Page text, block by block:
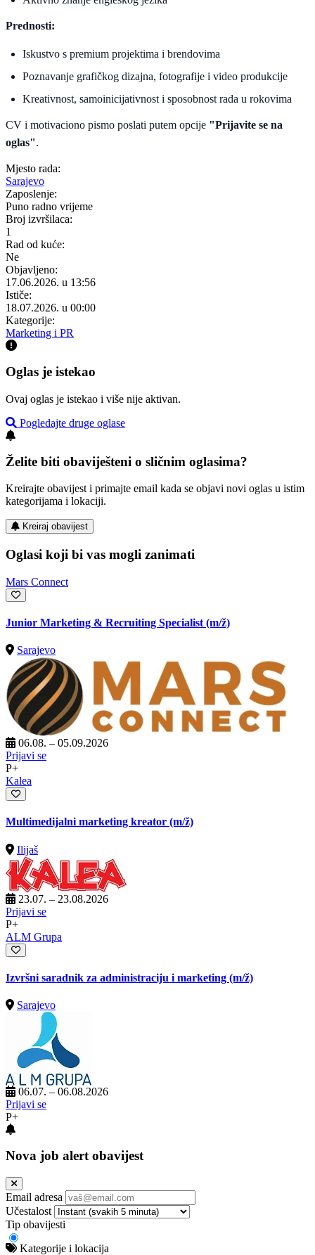
Prednosti:
Iskustvo s premium projektima i brendovima
Poznavanje grafičkog dizajna, fotografije i video produkcije
Kreativnost, samoinicijativnost i sposobnost rada u rokovima
CV i motivaciono pismo poslati putem opcije "Prijavite se na
oglas".
Mjesto rada:
Sarajevo
Zaposlenje:
Puno radno vrijeme
Broj izvršilaca:
1
Rad od kuće:
Ne
Objavljeno:
17.06.2026. u 13:56
Ističe:
18.07.2026. u 00:00
Kategorije:
Marketing i PR
Oglas je istekao
Ovaj oglas je istekao i više nije aktivan.
Pogledajte druge oglase
Želite biti obaviješteni o sličnim oglasima?
Kreirajte obavijest i primajte email kada se objavi novi oglas u istim
kategorijama i lokaciji.
Kreiraj obavijest
Oglasi koji bi vas mogli zanimati
Mars Connect
Junior Marketing & Recruiting Specialist (m/ž)
Sarajevo
06.08. – 05.09.2026
Prijavi se
P+
Kalea
Multimedijalni marketing kreator (m/ž)
Ilijaš
23.07. – 23.08.2026
Prijavi se
P+
ALM Grupa
Izvršni saradnik za administraciju i marketing (m/ž)
Sarajevo
06.07. – 06.08.2026
Prijavi se
P+
Nova job alert obavijest
Email adresa
Učestalost
Tip obavijesti
Kategorije i lokacija